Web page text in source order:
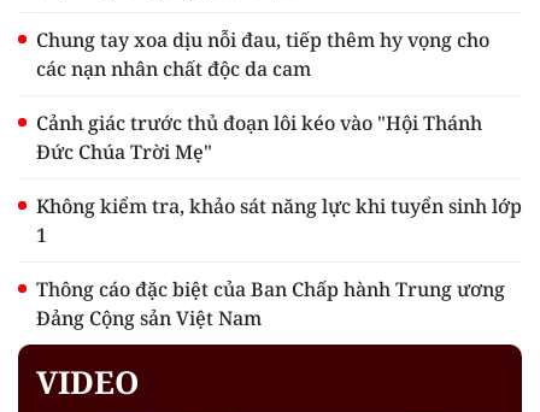
Chung tay xoa dịu nỗi đau, tiếp thêm hy vọng cho
các nạn nhân chất độc da cam
Cảnh giác trước thủ đoạn lôi kéo vào "Hội Thánh
Đức Chúa Trời Mẹ"
Không kiểm tra, khảo sát năng lực khi tuyển sinh lớp
1
Thông cáo đặc biệt của Ban Chấp hành Trung ương
Đảng Cộng sản Việt Nam
VIDEO